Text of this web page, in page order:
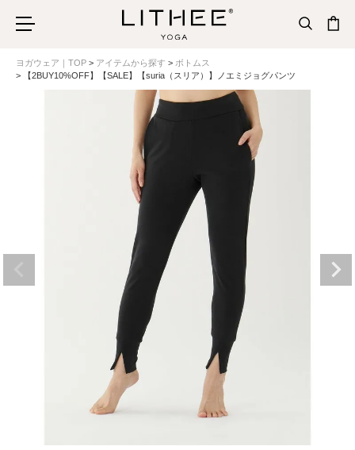
ヨガウェア｜TOP アイテムから探す
ボトムス
【2BUY10%OFF】【SALE】【suria（スリア）】ノエミジョグパンツ